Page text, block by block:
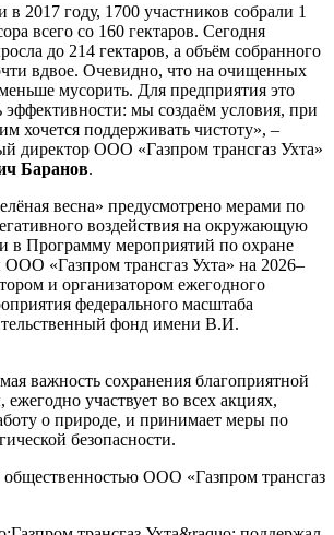
2017 году, 1700 участников собрали 1
всего со 160 гектаров. Сегодня
до 214 гектаров, а объём собранного
вдвое. Очевидно, что на очищенных
мусорить. Для предприятия это
эффективности: мы создаём условия, при
хочется поддерживать чистоту», –
директор ООО «Газпром трансгаз Ухта»
Баранов.
весна» предусмотрено мерами по
воздействия на окружающую
в Программу мероприятий по охране
«Газпром трансгаз Ухта» на 2026–
и организатором ежегодного
федерального масштаба
фонд имени В.И.
важность сохранения благоприятной
участвует во всех акциях,
о природе, и принимает меры по
безопасности.
ООО «Газпром трансгаз